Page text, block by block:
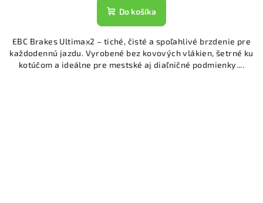
Do košíka
EBC Brakes Ultimax2 – tiché, čisté a spoľahlivé brzdenie pre
každodennú jazdu. Vyrobené bez kovových vlákien, šetrné ku
kotúčom a ideálne pre mestské aj diaľničné podmienky....